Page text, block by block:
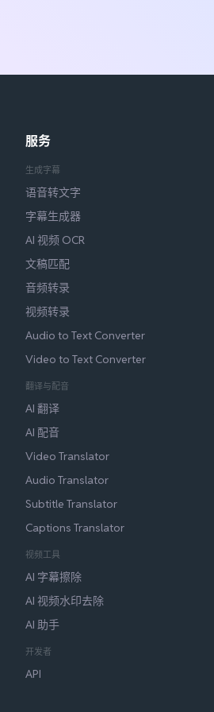
服务
生成字幕
语音转文字
字幕生成器
AI 视频 OCR
文稿匹配
音频转录
视频转录
Audio to Text Converter
Video to Text Converter
翻译与配音
AI 翻译
AI 配音
Video Translator
Audio Translator
Subtitle Translator
Captions Translator
视频工具
AI 字幕擦除
AI 视频水印去除
AI 助手
开发者
API